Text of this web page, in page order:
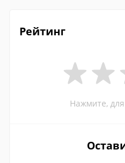
Рейтинг
Нажмите,